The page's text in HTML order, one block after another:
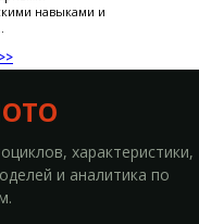
навыками и
характеристики,
и аналитика по